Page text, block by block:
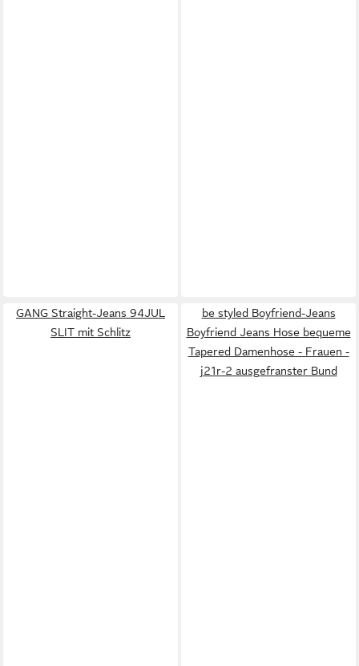
GANG Straight-Jeans 94JUL
SLIT mit Schlitz
be styled Boyfriend-Jeans
Boyfriend Jeans Hose bequeme
Tapered Damenhose - Frauen -
j21r-2 ausgefranster Bund